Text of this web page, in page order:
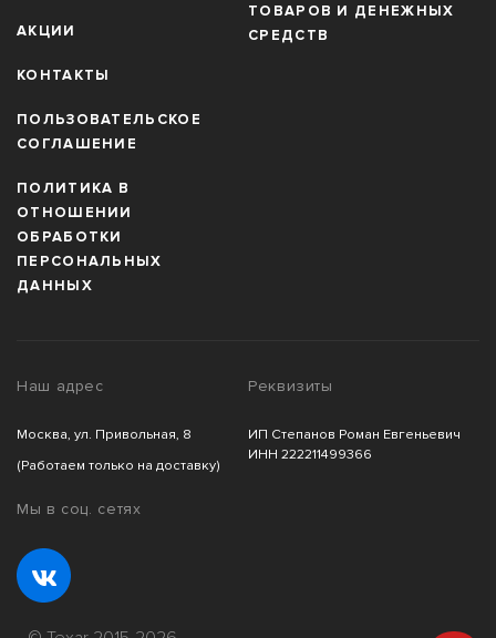
АКЦИИ
КОНТАКТЫ
ПОЛЬЗОВАТЕЛЬСКОЕ
СОГЛАШЕНИЕ
ПОЛИТИКА В
ОТНОШЕНИИ
ОБРАБОТКИ
ПЕРСОНАЛЬНЫХ
ДАННЫХ
ТОВАРОВ И ДЕНЕЖНЫХ
СРЕДСТВ
Наш адрес
Москва, ул. Привольная, 8
(Работаем только на доставку)
Реквизиты
ИП Степанов Роман Евгеньевич
ИНН 222211499366
Мы в соц. сетях